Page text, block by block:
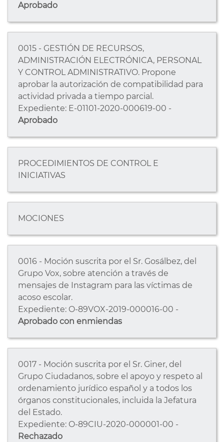
Aprobado
0015 - GESTIÓN DE RECURSOS,
ADMINISTRACIÓN ELECTRÓNICA, PERSONAL
Y CONTROL ADMINISTRATIVO. Propone
aprobar la autorización de compatibilidad para
actividad privada a tiempo parcial.
Expediente: E-01101-2020-000619-00 -
Aprobado
PROCEDIMIENTOS DE CONTROL E
INICIATIVAS
MOCIONES
0016 - Moción suscrita por el Sr. Gosálbez, del
Grupo Vox, sobre atención a través de
mensajes de Instagram para las víctimas de
acoso escolar.
Expediente: O-89VOX-2019-000016-00 -
Aprobado con enmiendas
0017 - Moción suscrita por el Sr. Giner, del
Grupo Ciudadanos, sobre el apoyo y respeto al
ordenamiento jurídico español y a todos los
órganos constitucionales, incluida la Jefatura
del Estado.
Expediente: O-89CIU-2020-000001-00 -
Rechazado